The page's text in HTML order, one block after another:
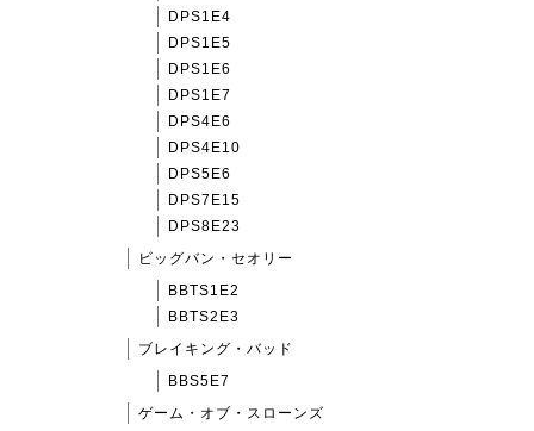
DPS1E4
DPS1E5
DPS1E6
DPS1E7
DPS4E6
DPS4E10
DPS5E6
DPS7E15
DPS8E23
ビッグバン・セオリー
BBTS1E2
BBTS2E3
ブレイキング・バッド
BBS5E7
ゲーム・オブ・スローンズ